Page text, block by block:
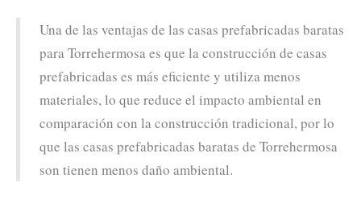
Una de las ventajas de las casas prefabricadas baratas
para Torrehermosa es que la construcción de casas
prefabricadas es más eficiente y utiliza menos
materiales, lo que reduce el impacto ambiental en
comparación con la construcción tradicional, por lo
que las casas prefabricadas baratas de Torrehermosa
son tienen menos daño ambiental.